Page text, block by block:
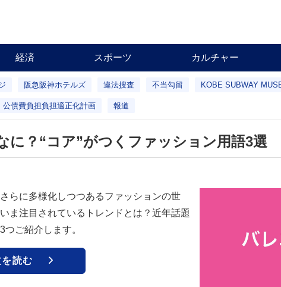
経済 スポーツ カルチャー
阪急阪神ホテルズ 違法捜査 不当勾留 KOBE SUBWAY
公債費負担負担適正化計画 報道
に？“コア”がつくファッション用語3選
らに多様化しつつあるファッションの世
ま注目されているトレンドとは？近年話題
ご紹介します。
読む